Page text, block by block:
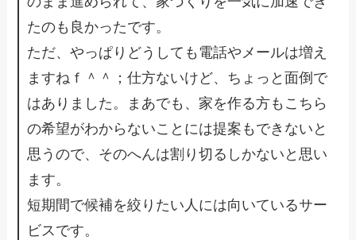
たのも良かったです。
ただ、やっぱりどうしても電話やメールは増え
ますねｆ＾＾；仕方ないけど、ちょっと面倒で
はありました。まあでも、家を作る方もこちら
の希望がわからないことには提案もできないと
思うので、そのへんは割り切るしかないと思い
ます。
短期間で候補を絞りたい人には向いているサー
ビスです。